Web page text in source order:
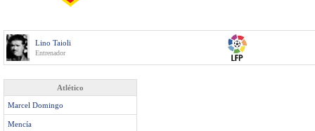
Lino Taioli
Entrenador
Atlético
Marcel Domingo
Mencía